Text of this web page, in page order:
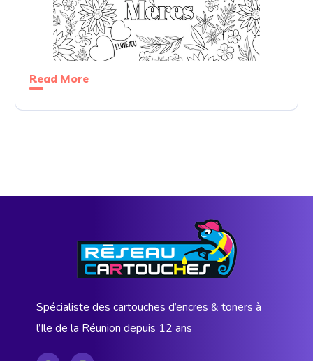
Read More
Spécialiste des cartouches d’encres & toners à
l’Ile de la Réunion depuis 12 ans